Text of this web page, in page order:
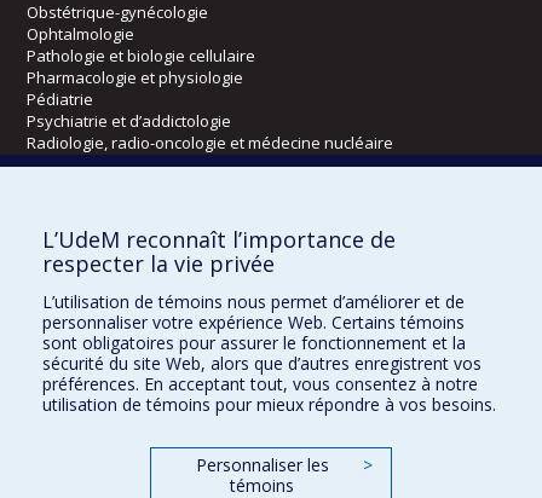
Obstétrique-gynécologie
Ophtalmologie
Pathologie et biologie cellulaire
Pharmacologie et physiologie
Pédiatrie
Psychiatrie et d’addictologie
Radiologie, radio-oncologie et médecine nucléaire
Écoles
Kinésiologie et des sciences de l’activité physique
Orthophonie et audiologie
Réadaptation
Directions
DPC
CPASS
L’UdeM reconnaît l’importance de
respecter la vie privée
L’utilisation de témoins nous permet d’améliorer et de
personnaliser votre expérience Web. Certains témoins
sont obligatoires pour assurer le fonctionnement et la
sécurité du site Web, alors que d’autres enregistrent vos
préférences. En acceptant tout, vous consentez à notre
utilisation de témoins pour mieux répondre à vos besoins.
Personnaliser les
témoins
>